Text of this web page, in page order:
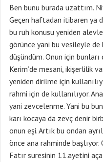
Ben bunu burada uzattım.
Geçen haftadan itibaren ya
bu ruh konusu yeniden
görünce yani bu vesileyle
düşündüm. Onun için bunları
Kerim’de mesani, ikişerlilik
yeniden dirilme için
rahmi için de kullanılıyor.
yani zevcelenme. Yani bu
karı kocaya da zevç denir
onun eşi. Artık bu ondan
önce ana rahminde
Fatır suresinin 11.ayetini